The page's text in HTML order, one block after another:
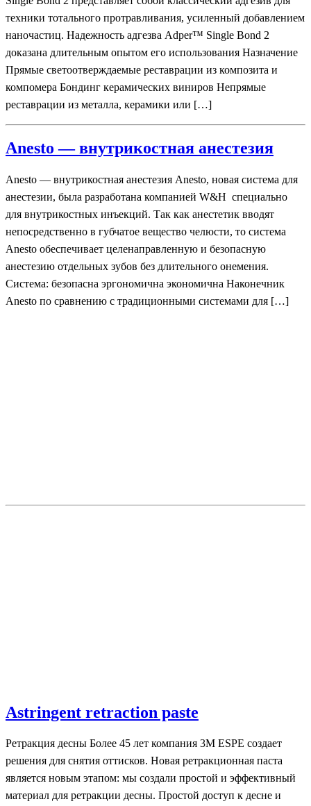
техники тотального протравливания, усиленный добавлением
наночастиц. Надежность адгезва Adper™ Single Bond 2
доказана длительным опытом его использования Назначение
Прямые светоотверждаемые реставрации из композита и
компомера Бондинг керамических виниров Непрямые
реставрации из металла, керамики или […]
Anesto — внутрикостная анестезия
Anesto — внутрикостная анестезия Anesto, новая система для
анестезии, была разработана компанией W&H специально
для внутрикостных инъекций. Так как анестетик вводят
непосредственно в губчатое вещество челюсти, то система
Anesto обеспечивает целенаправленную и безопасную
анестезию отдельных зубов без длительного онемения.
Система: безопасна эргономична экономична Наконечник
Anesto по сравнению с традиционными системами для […]
Astringent retraction paste
Ретракция десны Более 45 лет компания 3M ESPE создает
решения для снятия оттисков. Новая ретракционная паста
является новым этапом: мы создали простой и эффективный
материал для ретракции десны. Простой доступ к десне и